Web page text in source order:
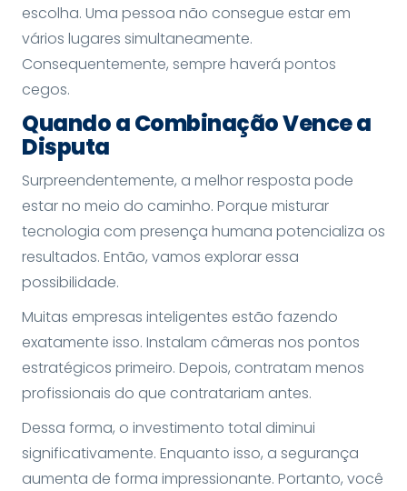
escolha. Uma pessoa não consegue estar em
vários lugares simultaneamente.
Consequentemente, sempre haverá pontos
cegos.
Quando a Combinação Vence a
Disputa
Surpreendentemente, a melhor resposta pode
estar no meio do caminho. Porque misturar
tecnologia com presença humana potencializa os
resultados. Então, vamos explorar essa
possibilidade.
Muitas empresas inteligentes estão fazendo
exatamente isso. Instalam câmeras nos pontos
estratégicos primeiro. Depois, contratam menos
profissionais do que contratariam antes.
Dessa forma, o investimento total diminui
significativamente. Enquanto isso, a segurança
aumenta de forma impressionante. Portanto, você